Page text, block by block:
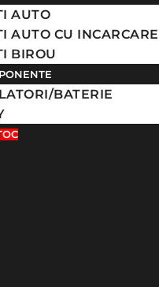
AUTO
AUTO CU
BIROU
BATERIE